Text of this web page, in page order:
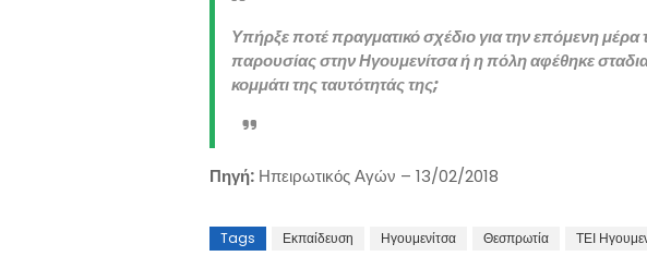
Υπήρξε ποτέ πραγματικό σχέδιο για την επόμενη μέρα
παρουσίας στην Ηγουμενίτσα ή η πόλη αφέθηκε
κομμάτι της ταυτότητάς της;
Πηγή: Ηπειρωτικός Αγών – 13/02/2018
Tags Εκπαίδευση Ηγουμενίτσα Θεσπρωτία ΤΕΙ